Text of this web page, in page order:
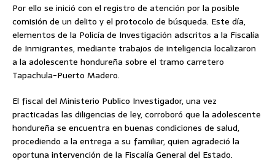
Por ello se inició con el registro de atención por la posible
comisión de un delito y el protocolo de búsqueda. Este día,
elementos de la Policía de Investigación adscritos a la Fiscalía
de Inmigrantes, mediante trabajos de inteligencia localizaron
a la adolescente hondureña sobre el tramo carretero
Tapachula-Puerto Madero.
El fiscal del Ministerio Publico Investigador, una vez
practicadas las diligencias de ley, corroboró que la adolescente
hondureña se encuentra en buenas condiciones de salud,
procediendo a la entrega a su familiar, quien agradeció la
oportuna intervención de la Fiscalía General del Estado.